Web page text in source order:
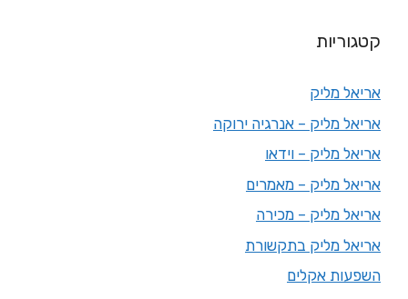
קטגוריות
אריאל מליק
אריאל מליק – אנרגיה ירוקה
אריאל מליק – וידאו
אריאל מליק – מאמרים
אריאל מליק – מכירה
אריאל מליק בתקשורת
השפעות אקלים